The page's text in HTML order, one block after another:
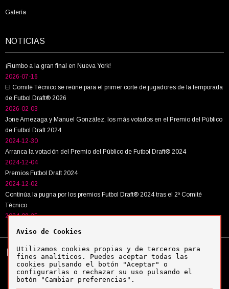
Galería
NOTICIAS
¡Rumbo a la gran final en Nueva York!
2026-07-16
El Comité Técnico se reúne para el primer corte de jugadores de la temporada
de Futbol Draft® 2026
2026-02-03
Jone Amezaga y Manuel González, los más votados en el Premio del Público
de Futbol Draft 2024
2024-12-30
Arranca la votación del Premio del Público de Futbol Draft® 2024
2024-12-04
Premios Futbol Draft 2024
2024-12-02
Continúa la pugna por los premios Futbol Draft® 2024 tras el 2º Comité
Técnico
2024-09-25
Tel: +34 943 63 40 63
Política de cookies
Política de privacidad
Aviso legal
Aviso de Cookies
Utilizamos cookies propias y de terceros para
fines analíticos. Puedes aceptar todas las
cookies pulsando el botón "Aceptar" o
configurarlas o rechazar su uso pulsando el
botón "Cambiar preferencias".